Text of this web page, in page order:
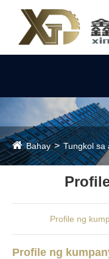
Bahay Tungkol sa
Profile ng
Profile ng